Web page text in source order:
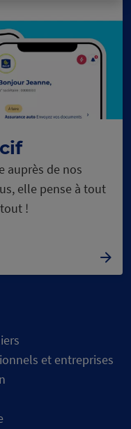
auprès de nos
elle pense à tout
!
et entreprises